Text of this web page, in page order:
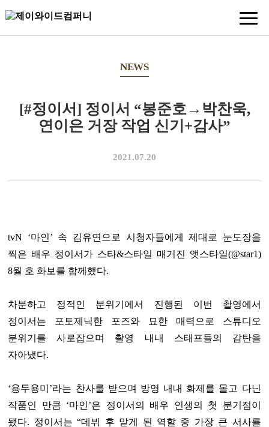
NEWS
[#정이서] 정이서 “봉준호→박찬욱,
연이은 거장 작업 신기+감사”
2021.07.20
tvN ‘마인’ 속 김유연으로 시청자들에게 제대로 눈도장을
찍은 배우 정이서가 스타&스타일 매거진 앳스타일(@star1)
8월 호 화보를 함께했다.
차분하고 정적인 분위기에서 진행된 이번 촬영에서
정이서는 포토제닉한 포즈와 묘한 매력으로 스튜디오
분위기를 사로잡으며 촬영 내내 스태프들의 감탄을
자아냈다.
‘용두용미’라는 찬사를 받으며 방영 내내 화제를 몰고 다닌
작품인 만큼 ‘마인’은 정이서의 배우 인생의 첫 분기점이
됐다. 정이서는 “데뷔 후 맡게 된 역할 중 가장 큰 서사를